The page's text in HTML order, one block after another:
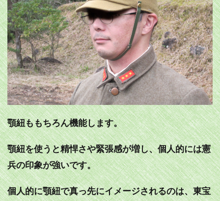
顎紐ももちろん機能します。
顎紐を使うと精悍さや緊張感が増し、個人的には憲
兵の印象が強いです。
個人的に顎紐で真っ先にイメージされるのは、東宝